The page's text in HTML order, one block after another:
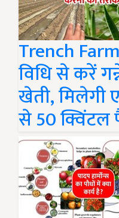
Trench
विधि से करें
खेती,
से 50 क्विंटल